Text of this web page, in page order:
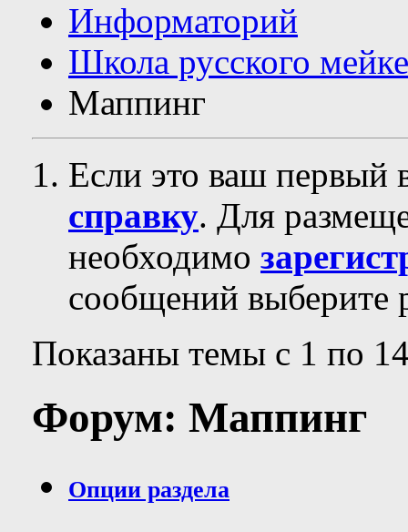
Информаторий
Школа русского
Маппинг
Если это ваш первый
справку. Для
необходимо
сообщений выберите
Показаны темы с 1 по
Форум: Маппинг
Опции раздела